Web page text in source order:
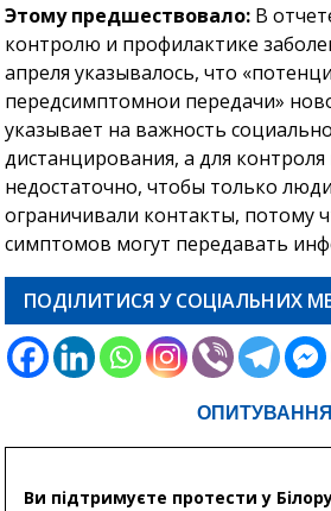
Этому предшествовало: В
контролю и профилактике
апреля указывалось, что
передсимптомнои передачи»
указывает на важность
дистанцирования, а для
недостаточно, чтобы только
ограничивали контакты, потому
симптомов могут передавать
ПОДІЛИТИСЯ У СОЦІАЛЬНИХ
ОПИТУВАННЯ
Ви підтримуєте протести у